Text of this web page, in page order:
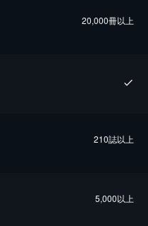
20,000冊以上
210誌以上
5,000以上